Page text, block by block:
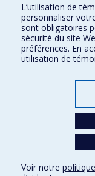
Plan du site
Signaler une erreur
Accessibilité
FACULTÉ DES ARTS
Nos départements et
L’utilisation de
personnaliser
sont obligatoires
sécurité du site
préférences. En
utilisation de
Voir notre